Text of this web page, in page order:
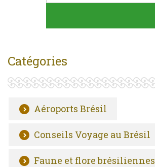
Catégories
Aéroports Brésil
Conseils Voyage au Brésil
Faune et flore brésiliennes